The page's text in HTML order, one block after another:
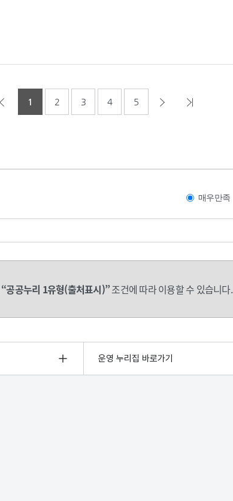
1 2 3 4 5
매우만족
“공공누리 1유형(출처표시)”조건에 따라 이용할 수 있습니다.
운영 누리집 바로가기